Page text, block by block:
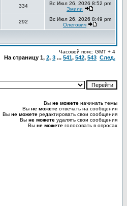
334
Вс Июл 26, 2026 8:52 pm
Эмили
292
Вс Июл 26, 2026 8:49 pm
Олегович
Часовой пояс: GMT + 4
На страницу 1, 2, 3 ... 541, 542, 543 След.
Вы не можете начинать темы
Вы не можете отвечать на сообщения
Вы не можете редактировать свои сообщения
Вы не можете удалять свои сообщения
Вы не можете голосовать в опросах